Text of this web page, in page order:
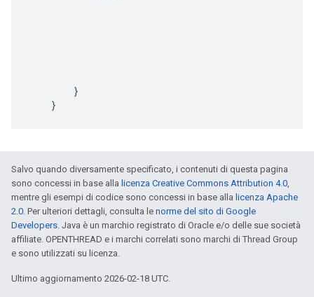
}
}
Salvo quando diversamente specificato, i contenuti di questa pagina
sono concessi in base alla licenza Creative Commons Attribution 4.0,
mentre gli esempi di codice sono concessi in base alla licenza Apache
2.0. Per ulteriori dettagli, consulta le norme del sito di Google
Developers. Java è un marchio registrato di Oracle e/o delle sue società
affiliate. OPENTHREAD e i marchi correlati sono marchi di Thread Group
e sono utilizzati su licenza.
Ultimo aggiornamento 2026-02-18 UTC.